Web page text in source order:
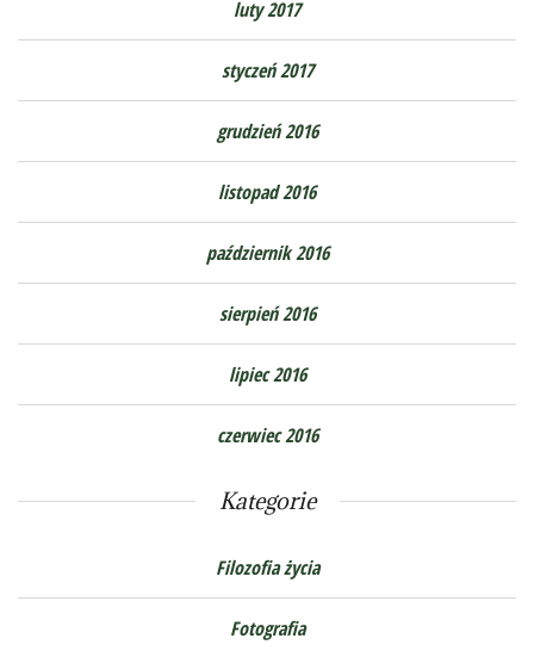
luty 2017
styczeń 2017
grudzień 2016
listopad 2016
październik 2016
sierpień 2016
lipiec 2016
czerwiec 2016
Kategorie
Filozofia życia
Fotografia